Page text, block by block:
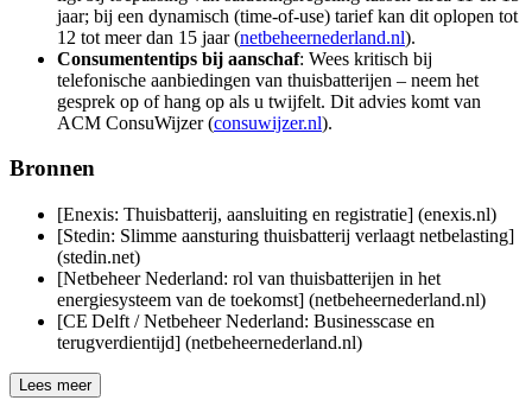
jaar; bij een dynamisch (time-of-use) tarief kan dit oplopen tot
12 tot meer dan 15 jaar (netbeheernederland.nl).
Consumententips bij aanschaf: Wees kritisch bij
telefonische aanbiedingen van thuisbatterijen – neem het
gesprek op of hang op als u twijfelt. Dit advies komt van
ACM ConsuWijzer (consuwijzer.nl).
Bronnen
[Enexis: Thuisbatterij, aansluiting en registratie] (enexis.nl)
[Stedin: Slimme aansturing thuisbatterij verlaagt netbelasting]
(stedin.net)
[Netbeheer Nederland: rol van thuisbatterijen in het
energiesysteem van de toekomst] (netbeheernederland.nl)
[CE Delft / Netbeheer Nederland: Businesscase en
terugverdientijd] (netbeheernederland.nl)
Lees meer